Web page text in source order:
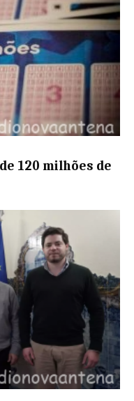
120 milhões de